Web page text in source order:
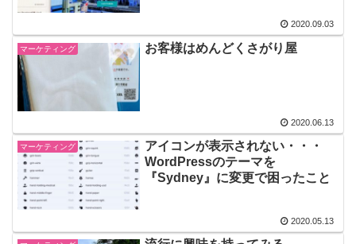
2020.09.03
マーケティング お客様はめんどくさがり屋
2020.06.13
マーケティング
アイコンが表示されない・・・
WordPressのテーマを
『Sydney』に変更で困ったこと
2020.05.13